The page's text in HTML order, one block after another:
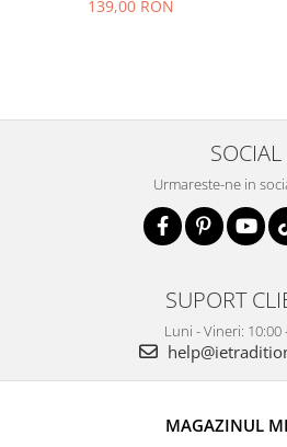
139,00 RON
SOCIAL
Urmareste-ne in
SUPORT
Luni - Vineri: 10:00
MAGAZINUL